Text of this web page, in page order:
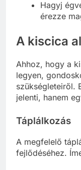
Hagyj
érezze
A kiscica
Ahhoz, hogy a
legyen,
szükségleteiről.
jelenti, hanem
Táplálkozás
A megfelelő
fejlődéséhez.